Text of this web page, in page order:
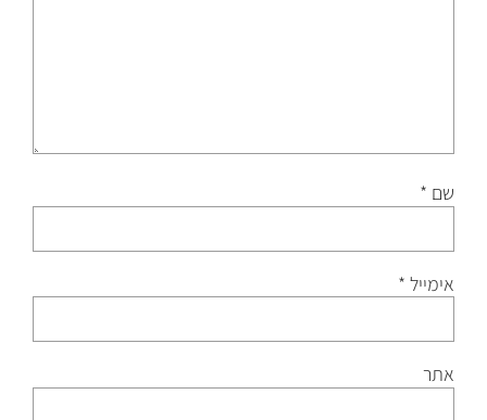
שם *
אימייל *
אתר